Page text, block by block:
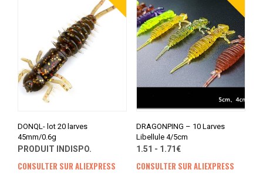
DONQL- lot 20 larves
45mm/0.6g
PRODUIT INDISPO.
CONSULTER SUR ALIEXPRESS
DRAGONPING – 10 Larves
Libellule 4/5cm
1.51 - 1.71€
CONSULTER SUR ALIEXPRESS